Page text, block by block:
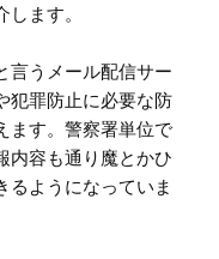
ます。
言うメール配信サー
犯罪防止に必要な防
ます。警察署単位で
内容も通り魔とかひ
るようになっていま